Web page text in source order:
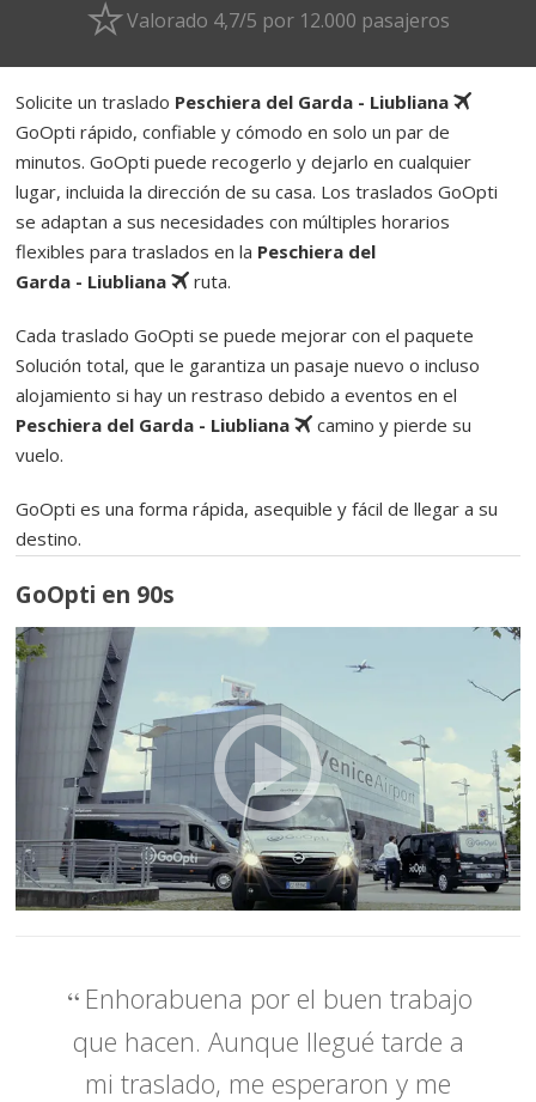
Valorado 4,7/5 por 12.000 pasajeros
Solicite un traslado Peschiera del Garda - Liubliana
GoOpti rápido, confiable y cómodo en solo un par de
minutos. GoOpti puede recogerlo y dejarlo en cualquier
lugar, incluida la dirección de su casa. Los traslados GoOpti
se adaptan a sus necesidades con múltiples horarios
flexibles para traslados en la Peschiera del
Garda - Liubliana
ruta.
Cada traslado GoOpti se puede mejorar con el paquete
Solución total, que le garantiza un pasaje nuevo o incluso
alojamiento si hay un restraso debido a eventos en el
Peschiera del Garda - Liubliana
camino y pierde su
vuelo.
GoOpti es una forma rápida, asequible y fácil de llegar a su
destino.
GoOpti en 90s
Enhorabuena por el buen trabajo
que hacen. Aunque llegué tarde a
mi traslado, me esperaron y me